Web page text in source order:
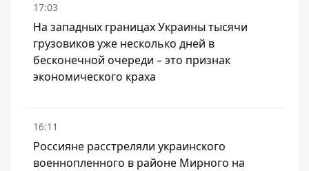
17:03
На западных границах Украины тысячи
грузовиков уже несколько дней в
бесконечной очереди – это признак
экономического краха
16:11
Россияне расстреляли украинского
военнопленного в районе Мирного на